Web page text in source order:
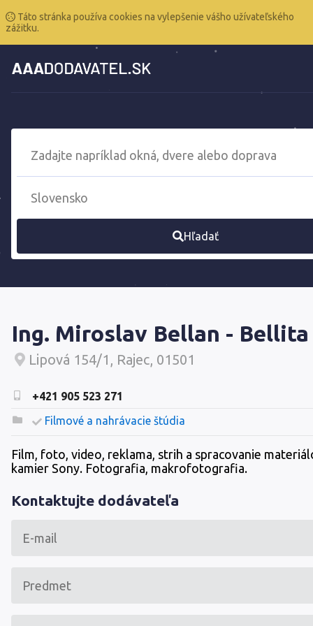
Táto stránka používa cookies na vylepšenie vášho užívateľského
zážitku.
Hľadať
Ing. Miroslav Bellan - Bellita
Lipová 154/1, Rajec, 01501
+421 905 523 271
Filmové a nahrávacie štúdia
Film, foto, video, reklama, strih a spracovanie
kamier Sony. Fotografia, makrofotografia.
Kontaktujte dodávateľa